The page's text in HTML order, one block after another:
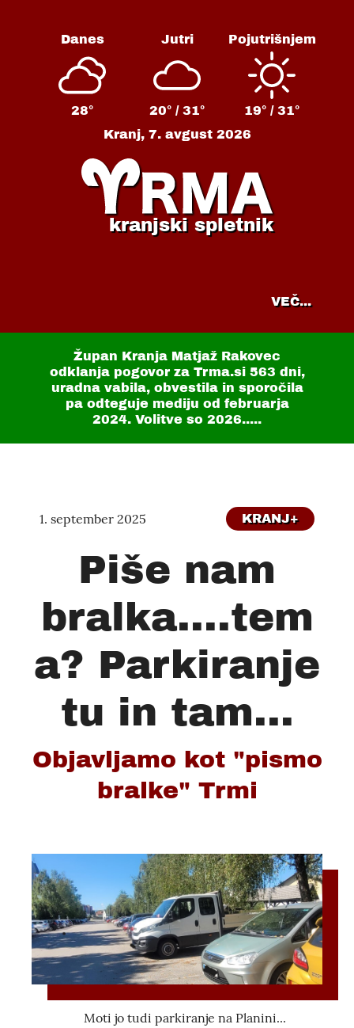
Danes
28°
Jutri
20° / 31°
Pojutrišnjem
19° / 31°
Kranj, 7. avgust 2026
kranjski spletnik
VEČ...
Župan Kranja Matjaž Rakovec
odklanja pogovor za Trma.si 563 dni,
uradna vabila, obvestila in sporočila
pa odteguje mediju od februarja
2024. Volitve so 2026.....
1. september 2025 KRANJ+
Piše nam
bralka....tem
a? Parkiranje
tu in tam...
Objavljamo kot "pismo
bralke" Trmi
Moti jo tudi parkiranje na Planini...